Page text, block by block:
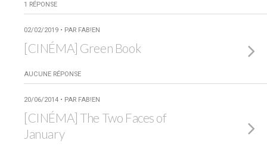
1 RÉPONSE
02/02/2019 • PAR FAB!EN
[CINÉMA] Green Book
AUCUNE RÉPONSE
20/06/2014 • PAR FAB!EN
[CINÉMA] The Two Faces of
January